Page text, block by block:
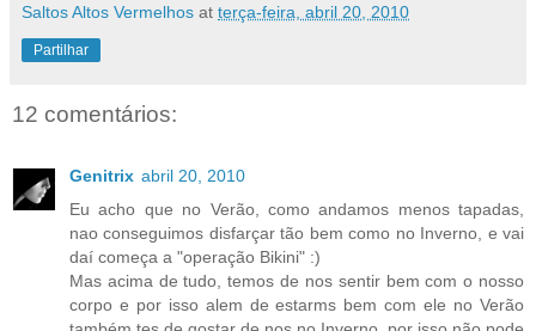
Saltos Altos Vermelhos at terça-feira, abril 20, 2010
Partilhar
12 comentários:
Genitrix abril 20, 2010
Eu acho que no Verão, como andamos menos tapadas,
nao conseguimos disfarçar tão bem como no Inverno, e vai
daí começa a "operação Bikini" :)
Mas acima de tudo, temos de nos sentir bem com o nosso
corpo e por isso alem de estarms bem com ele no Verão